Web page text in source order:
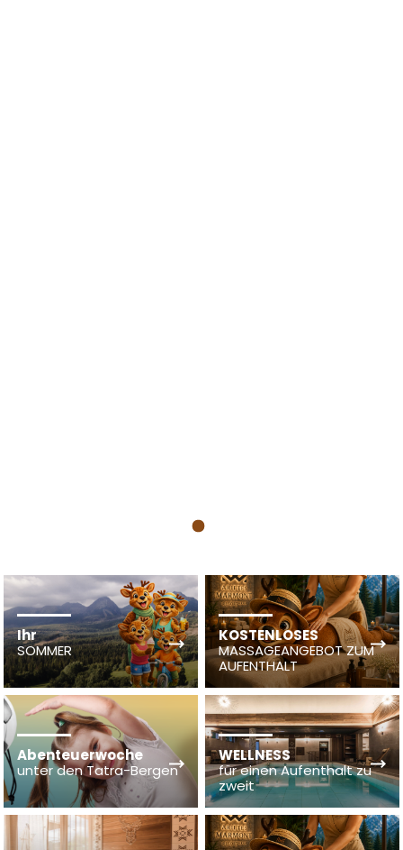
1
Ihr
SOMMER
KOSTENLOSES
MASSAGEANGEBOT ZUM
AUFENTHALT
Abenteuerwoche
unter den Tatra-Bergen
WELLNESS
für einen Aufenthalt zu
zweit